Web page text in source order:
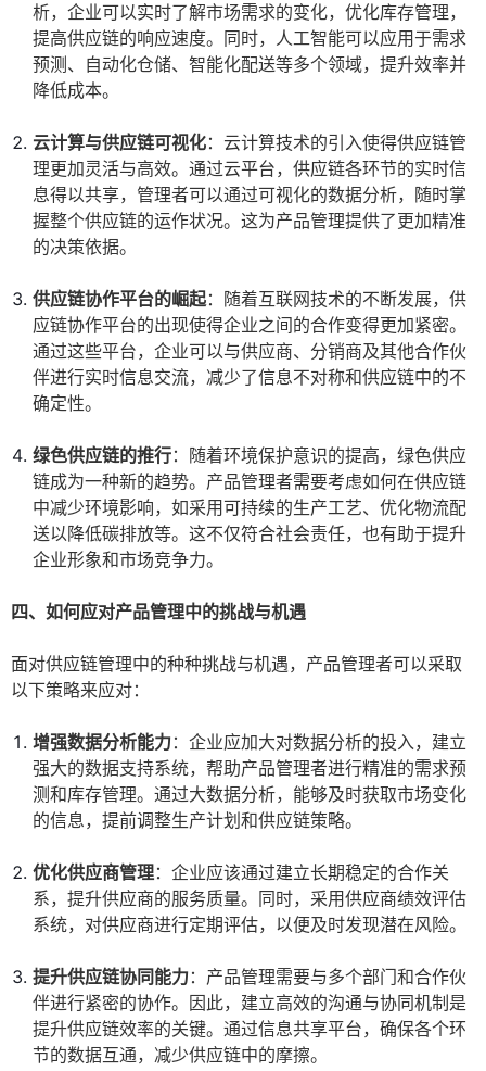
析，企业可以实时了解市场需求的变化，优化库存管理，
提高供应链的响应速度。同时，人工智能可以应用于需求
预测、自动化仓储、智能化配送等多个领域，提升效率并
降低成本。
云计算与供应链可视化：云计算技术的引入使得供应链管
理更加灵活与高效。通过云平台，供应链各环节的实时信
息得以共享，管理者可以通过可视化的数据分析，随时掌
握整个供应链的运作状况。这为产品管理提供了更加精准
的决策依据。
供应链协作平台的崛起：随着互联网技术的不断发展，供
应链协作平台的出现使得企业之间的合作变得更加紧密。
通过这些平台，企业可以与供应商、分销商及其他合作伙
伴进行实时信息交流，减少了信息不对称和供应链中的不
确定性。
绿色供应链的推行：随着环境保护意识的提高，绿色供应
链成为一种新的趋势。产品管理者需要考虑如何在供应链
中减少环境影响，如采用可持续的生产工艺、优化物流配
送以降低碳排放等。这不仅符合社会责任，也有助于提升
企业形象和市场竞争力。
四、如何应对产品管理中的挑战与机遇
面对供应链管理中的种种挑战与机遇，产品管理者可以采取
以下策略来应对：
增强数据分析能力：企业应加大对数据分析的投入，建立
强大的数据支持系统，帮助产品管理者进行精准的需求预
测和库存管理。通过大数据分析，能够及时获取市场变化
的信息，提前调整生产计划和供应链策略。
优化供应商管理：企业应该通过建立长期稳定的合作关
系，提升供应商的服务质量。同时，采用供应商绩效评估
系统，对供应商进行定期评估，以便及时发现潜在风险。
提升供应链协同能力：产品管理需要与多个部门和合作伙
伴进行紧密的协作。因此，建立高效的沟通与协同机制是
提升供应链效率的关键。通过信息共享平台，确保各个环
节的数据互通，减少供应链中的摩擦。